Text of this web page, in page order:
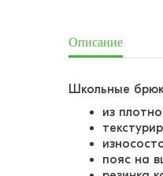
Описание
Школьные
из
пояс на